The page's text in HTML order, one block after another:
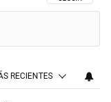
RECIENTES